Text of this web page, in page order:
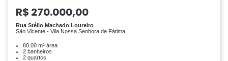
R$ 270.000,00
Rua Stélio Machado Loureiro
São Vicente - Vila Nossa Senhora de Fátima
80.00 m² área
2 banheiros
2 quartos